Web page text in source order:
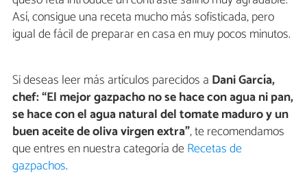
Así, consigue una receta mucho más sofisticada, pero
igual de fácil de preparar en casa en muy pocos minutos.
Si deseas leer más artículos parecidos a Dani García,
chef: “El mejor gazpacho no se hace con agua ni pan,
se hace con el agua natural del tomate maduro y un
buen aceite de oliva virgen extra”, te recomendamos
que entres en nuestra categoría deRecetas de
gazpachos.